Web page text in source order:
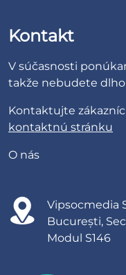
Kontakt
V súčasnosti
takže nebudete
Kontaktujte
kontaktnú stránku
O nás
Vipsocmedia
București,
Modul S146